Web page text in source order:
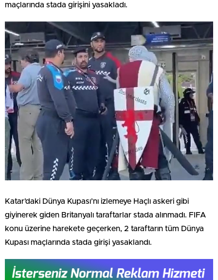
maçlarında stada girişini yasakladı.
Katar’daki Dünya Kupası’nı izlemeye Haçlı askeri gibi
giyinerek giden Britanyalı taraftarlar stada alınmadı. FIFA
konu üzerine harekete geçerken, 2 taraftarın tüm Dünya
Kupası maçlarında stada girişi yasaklandı.